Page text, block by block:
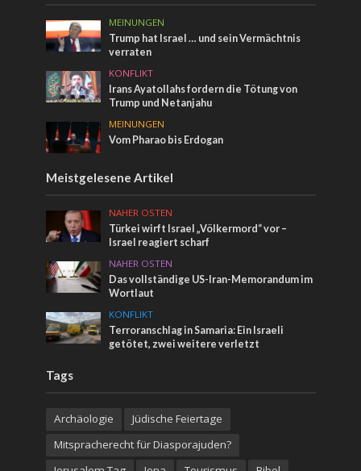
MEINUNGEN
Trump hat Israel … und sein Vermächtnis
verraten
KONFLIKT
Irans Ayatollahs fordern die Tötung von
Trump und Netanjahu
MEINUNGEN
Vom Pharao bis Erdogan
Meistgelesene Artikel
NAHER OSTEN
Türkei wirft Israel „Völkermord“ vor –
Israel reagiert scharf
NAHER OSTEN
Das vollständige US-Iran-Memorandum im
Wortlaut
KONFLIKT
Terroranschlag in Samaria: Ein Israeli
getötet, zwei weitere verletzt
Tags
Archäologie
Jüdische Feiertage
Mitspracherecht für Diasporajuden?